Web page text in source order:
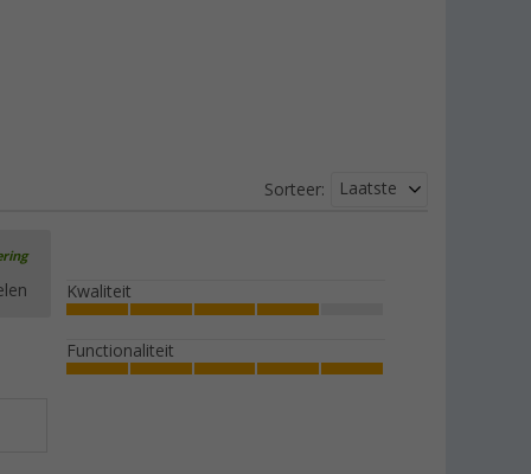
Sorteer: Laatste
Kwaliteit
Functionaliteit